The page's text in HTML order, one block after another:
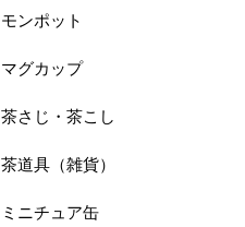
モンポット
マグカップ
茶さじ・茶こし
茶道具（雑貨）
ミニチュア缶